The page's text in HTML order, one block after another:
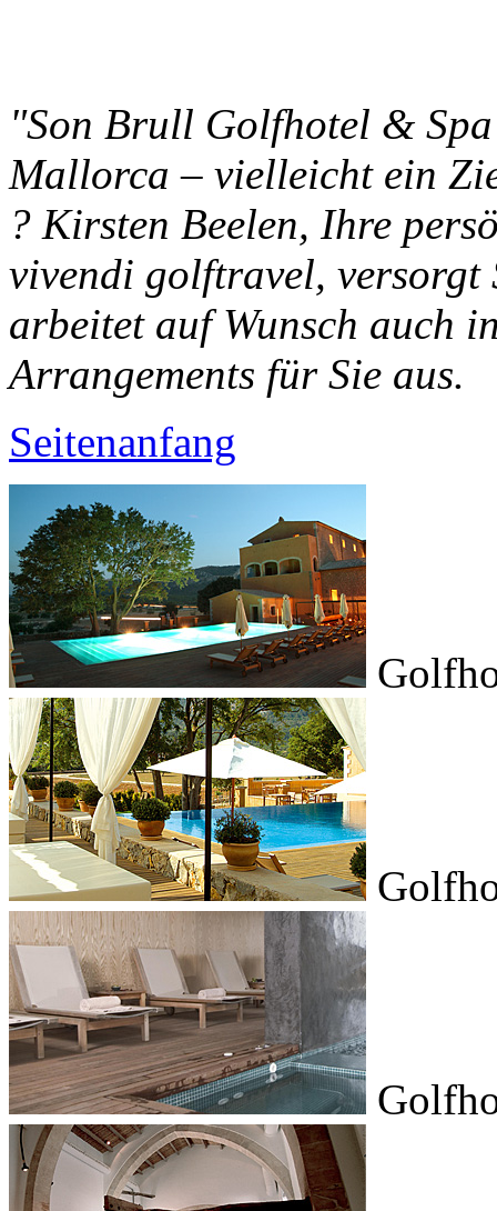
"Son Brull Golfhotel &
Mallorca – vielleicht ein
? Kirsten Beelen, Ihre
vivendi golftravel, versorgt
arbeitet auf Wunsch auch
Arrangements für Sie aus.
Seitenanfang